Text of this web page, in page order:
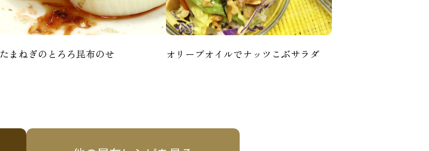
たまねぎのとろろ昆布のせ オリーブオイルでナッツこぶサラダ